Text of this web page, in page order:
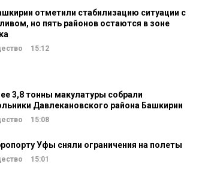
отметили стабилизацию ситуации с
но пять районов остаются в зоне
15:12
3,8 тонны макулатуры собрали
Давлекановского района Башкирии
15:08
Уфы сняли ограничения на полеты
15:01